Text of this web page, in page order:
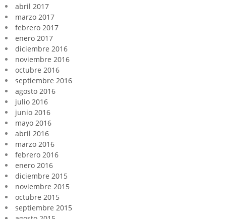
abril 2017
marzo 2017
febrero 2017
enero 2017
diciembre 2016
noviembre 2016
octubre 2016
septiembre 2016
agosto 2016
julio 2016
junio 2016
mayo 2016
abril 2016
marzo 2016
febrero 2016
enero 2016
diciembre 2015
noviembre 2015
octubre 2015
septiembre 2015